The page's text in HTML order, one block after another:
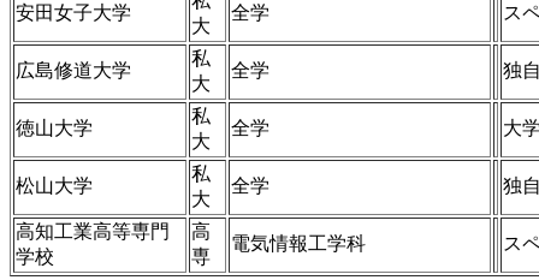
安田女子大学
大
全学 ス
広島修道大学
私
大
全学 独
徳山大学
私
大
全学 大
松山大学
私
大
全学 独
高知工業高等専門
学校
高
専
電気情報工学科 ス